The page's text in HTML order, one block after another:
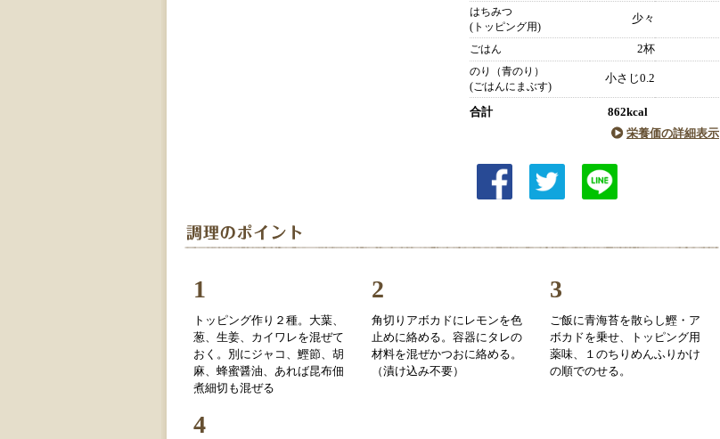
はちみつ
(トッピング用)
少々
ごはん 2杯
のり（青のり）
(ごはんにまぶす)
小さじ0.2
合計
862kcal
栄養価の詳細表示
1
トッピング作り２種。大葉、
葱、生姜、カイワレを混ぜて
おく。別にジャコ、鰹節、胡
麻、蜂蜜醤油、あれば昆布佃
煮細切も混ぜる
2
角切りアボカドにレモンを色
止めに絡める。容器にタレの
材料を混ぜかつおに絡める。
（漬け込み不要）
3
ご飯に青海苔を散らし鰹・ア
ボカドを乗せ、トッピング用
薬味、１のちりめんふりかけ
の順でのせる。
4